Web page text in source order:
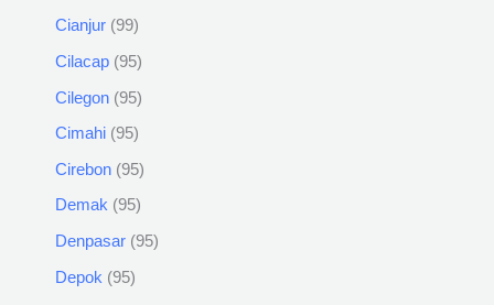
Cianjur 99
Cilacap 95
Cilegon 95
Cimahi 95
Cirebon 95
Demak 95
Denpasar 95
Depok 95